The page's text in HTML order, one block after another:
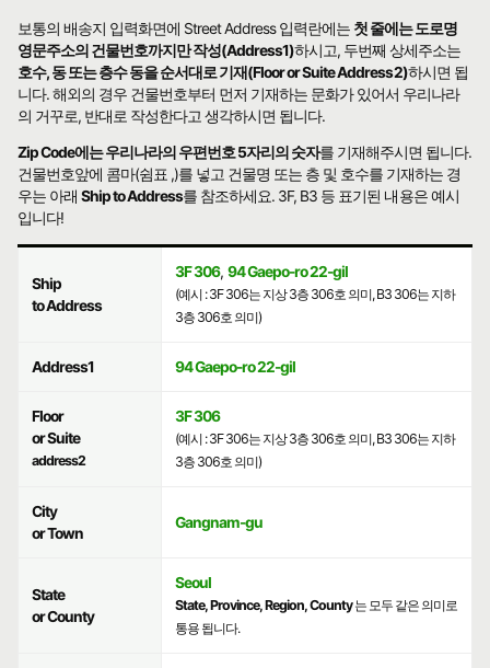
보통의 배송지 입력화면에 Street Address 입력란에는 첫 줄에는 도로명
영문주소의 건물번호까지만 작성(Address1)하시고, 두번째 상세주소는
호수, 동 또는 층수 동을 순서대로 기재(Floor or Suite Address2)하시면 됩
니다. 해외의 경우 건물번호부터 먼저 기재하는 문화가 있어서 우리나라
의 거꾸로, 반대로 작성한다고 생각하시면 됩니다.
Zip Code에는 우리나라의 우편번호 5자리의 숫자를 기재해주시면 됩니다.
건물번호앞에 콤마(쉼표 ,)를 넣고 건물명 또는 층 및 호수를 기재하는 경
우는 아래Ship to Address를 참조하세요. 3F, B3 등 표기된 내용은 예시
입니다!
Ship
to Address
3F 306, 94 Gaepo-ro 22-gil
(예시 : 3F 306는 지상 3층 306호 의미, B3 306는 지하
3층 306호 의미)
Address1 94 Gaepo-ro 22-gil
Floor
or Suite
address2
3F 306
(예시 : 3F 306는 지상 3층 306호 의미, B3 306는 지하
3층 306호 의미)
City
or Town
Gangnam-gu
State
or County
Seoul
State, Province, Region, County는 모두 같은 의미로
통용 됩니다.